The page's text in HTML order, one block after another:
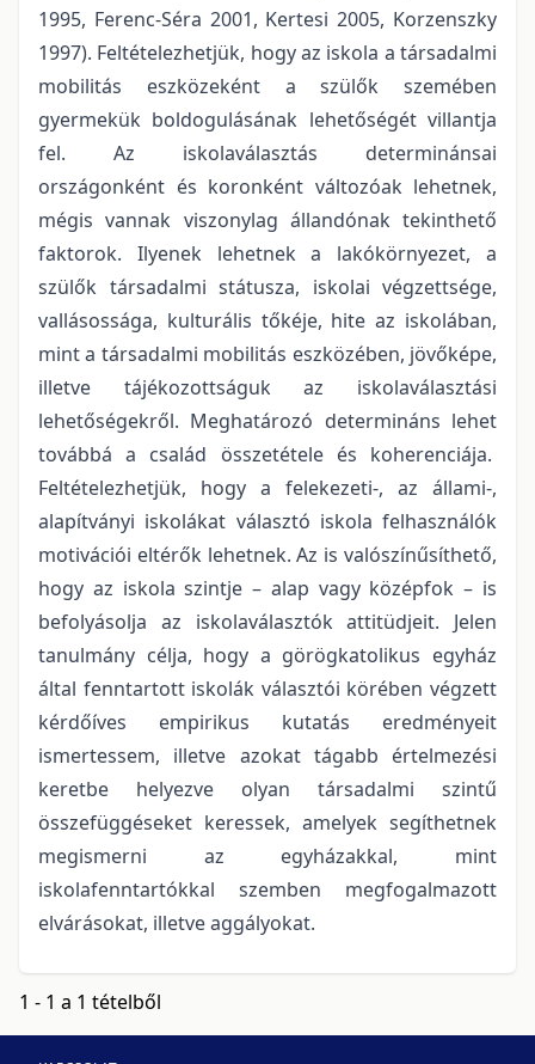
1995, Ferenc-Séra 2001, Kertesi 2005, Korzenszky
1997). Feltételezhetjük, hogy az iskola a társadalmi
mobilitás eszközeként a szülők szemében
gyermekük boldogulásának lehetőségét villantja
fel. Az iskolaválasztás determinánsai
országonként és koronként változóak lehetnek,
mégis vannak viszonylag állandónak tekinthető
faktorok. Ilyenek lehetnek a lakókörnyezet, a
szülők társadalmi státusza, iskolai végzettsége,
vallásossága, kulturális tőkéje, hite az iskolában,
mint a társadalmi mobilitás eszközében, jövőképe,
illetve tájékozottságuk az iskolaválasztási
lehetőségekről. Meghatározó determináns lehet
továbbá a család összetétele és koherenciája.
Feltételezhetjük, hogy a felekezeti-, az állami-,
alapítványi iskolákat választó iskola felhasználók
motivációi eltérők lehetnek. Az is valószínűsíthető,
hogy az iskola szintje – alap vagy középfok – is
befolyásolja az iskolaválasztók attitüdjeit. Jelen
tanulmány célja, hogy a görögkatolikus egyház
által fenntartott iskolák választói körében végzett
kérdőíves empirikus kutatás eredményeit
ismertessem, illetve azokat tágabb értelmezési
keretbe helyezve olyan társadalmi szintű
összefüggéseket keressek, amelyek segíthetnek
megismerni az egyházakkal, mint
iskolafenntartókkal szemben megfogalmazott
elvárásokat, illetve aggályokat.
1 - 1 a 1 tételből